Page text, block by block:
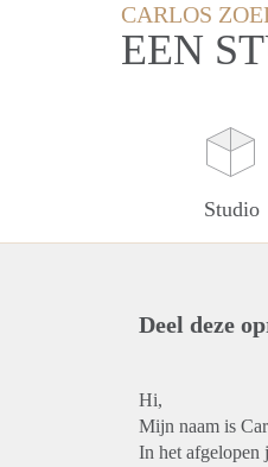
CARLOS
EEN
Studio
Deel deze
Hi,
Mijn naam is
In het afgelopen